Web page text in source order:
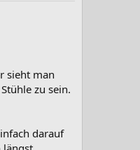
sieht man
zu sein.
darauf